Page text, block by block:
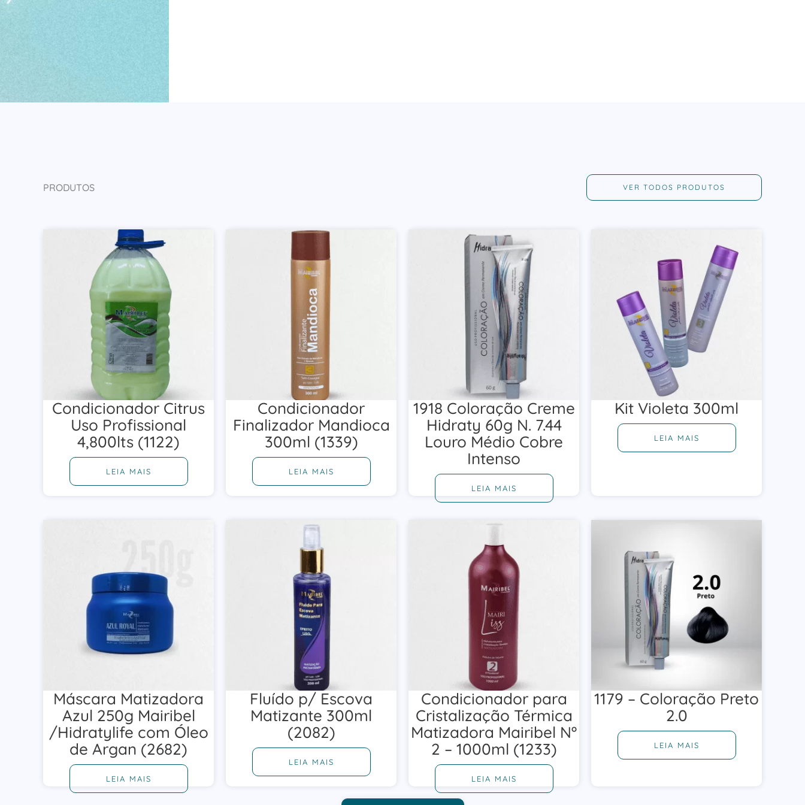
PRODUTOS VER TODOS PRODUTOS
Condicionador Citrus
Uso Profissional
4,800lts (1122)
LEIA MAIS
Condicionador
Finalizador Mandioca
300ml (1339)
LEIA MAIS
1918 Coloração Creme
Hidraty 60g N. 7.44
Louro Médio Cobre
Intenso
LEIA MAIS
Kit Violeta 300ml
LEIA MAIS
Máscara Matizadora
Azul 250g Mairibel
/Hidratylife com Óleo
de Argan (2682)
LEIA MAIS
Fluído p/ Escova
Matizante 300ml
(2082)
LEIA MAIS
Condicionador para
Cristalização Térmica
Matizadora Mairibel Nº
2 – 1000ml (1233)
LEIA MAIS
1179 – Coloração Preto
2.0
LEIA MAIS